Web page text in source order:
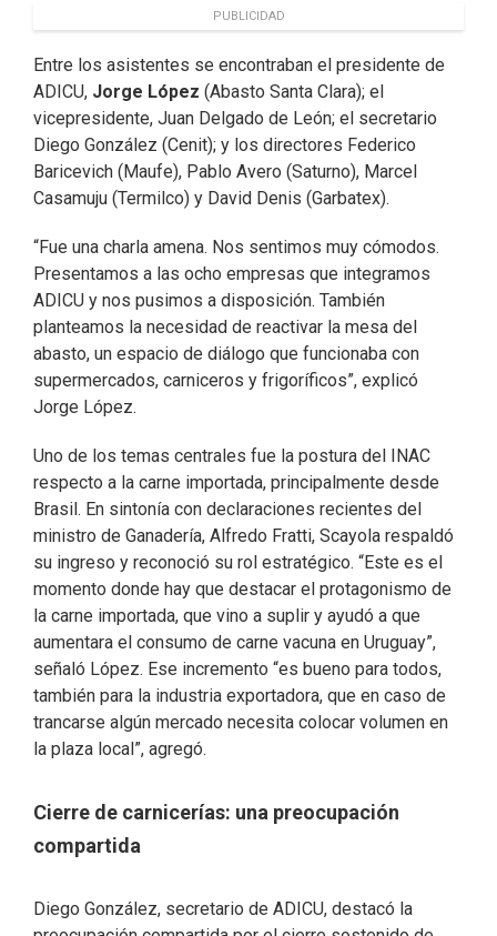
PUBLICIDAD
Entre los asistentes se encontraban el presidente de
ADICU, Jorge López (Abasto Santa Clara); el
vicepresidente, Juan Delgado de León; el secretario
Diego González (Cenit); y los directores Federico
Baricevich (Maufe), Pablo Avero (Saturno), Marcel
Casamuju (Termilco) y David Denis (Garbatex).
“Fue una charla amena. Nos sentimos muy cómodos.
Presentamos a las ocho empresas que integramos
ADICU y nos pusimos a disposición. También
planteamos la necesidad de reactivar la mesa del
abasto, un espacio de diálogo que funcionaba con
supermercados, carniceros y frigoríficos”, explicó
Jorge López.
Uno de los temas centrales fue la postura del INAC
respecto a la carne importada, principalmente desde
Brasil. En sintonía con declaraciones recientes del
ministro de Ganadería, Alfredo Fratti, Scayola respaldó
su ingreso y reconoció su rol estratégico. “Este es el
momento donde hay que destacar el protagonismo de
la carne importada, que vino a suplir y ayudó a que
aumentara el consumo de carne vacuna en Uruguay”,
señaló López. Ese incremento “es bueno para todos,
también para la industria exportadora, que en caso de
trancarse algún mercado necesita colocar volumen en
la plaza local”, agregó.
Cierre de carnicerías: una preocupación
compartida
Diego González, secretario de ADICU, destacó la